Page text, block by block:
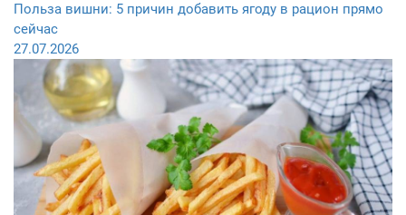
Польза вишни: 5 причин добавить ягоду в рацион прямо
сейчас
27.07.2026